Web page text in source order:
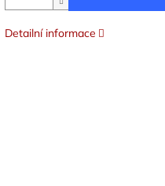
Detailní informace